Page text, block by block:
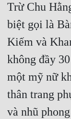
Trừ Chu
biệt gọi là
Kiếm và
không đầy
một mỹ nữ
thân trang
và nhũ